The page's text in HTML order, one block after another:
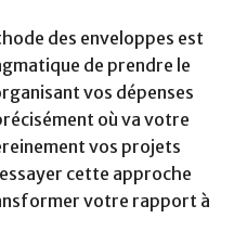
des enveloppes est
de prendre le
vos dépenses
où va votre
vos projets
cette approche
votre rapport à